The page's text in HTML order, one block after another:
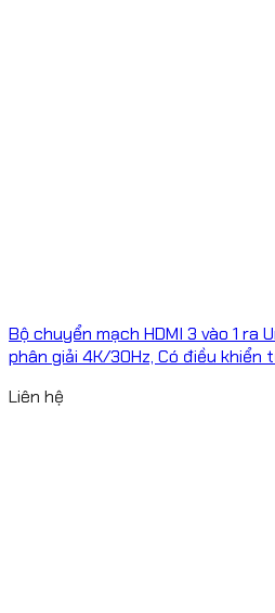
Bộ chuyển mạch HDMI 3 vào 1 ra
phân giải 4K/30Hz, Có điều khiển
Liên hệ